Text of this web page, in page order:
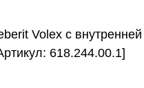
Volex с
618.244.00.1]